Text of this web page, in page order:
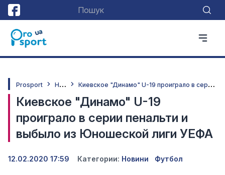
Prosport Н
овини К
иевское "Динамо" U-19 проиграло в серии пенальти и выбыло из Юношеской лиги УЕФА
Киевское "Динамо" U-19
проиграло в серии пенальти и
выбыло из Юношеской лиги УЕФА
12.02.2020 17:59 Категории: Новини Футбол